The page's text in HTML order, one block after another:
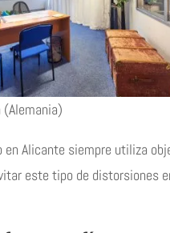
(Alemania)
en Alicante siempre utiliza
este tipo de distorsiones